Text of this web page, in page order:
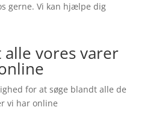
gerne. Vi kan hjælpe dig
alle vores varer
for at søge blandt alle de
vi har online